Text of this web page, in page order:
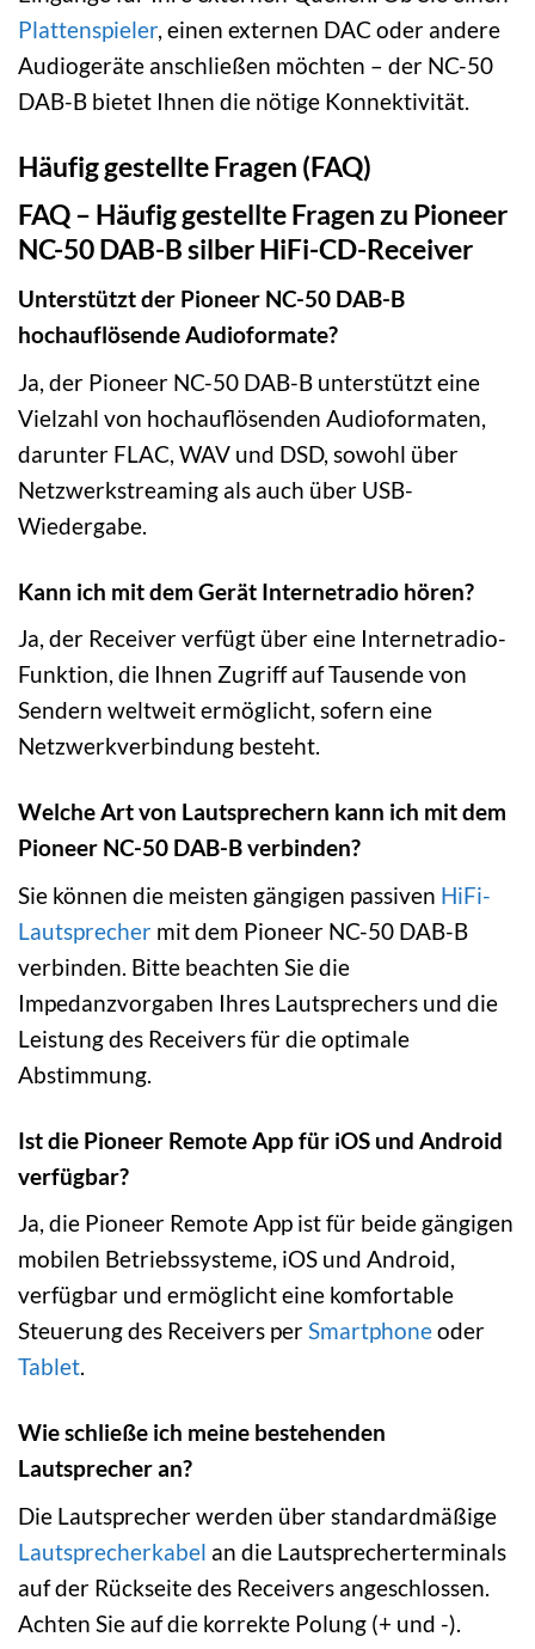
Plattenspieler, einen externen DAC oder andere
Audiogeräte anschließen möchten – der NC-50
DAB-B bietet Ihnen die nötige Konnektivität.
Häufig gestellte Fragen (FAQ)
FAQ – Häufig gestellte Fragen zu Pioneer
NC-50 DAB-B silber HiFi-CD-Receiver
Unterstützt der Pioneer NC-50 DAB-B
hochauflösende Audioformate?
Ja, der Pioneer NC-50 DAB-B unterstützt eine
Vielzahl von hochauflösenden Audioformaten,
darunter FLAC, WAV und DSD, sowohl über
Netzwerkstreaming als auch über USB-
Wiedergabe.
Kann ich mit dem Gerät Internetradio hören?
Ja, der Receiver verfügt über eine Internetradio-
Funktion, die Ihnen Zugriff auf Tausende von
Sendern weltweit ermöglicht, sofern eine
Netzwerkverbindung besteht.
Welche Art von Lautsprechern kann ich mit dem
Pioneer NC-50 DAB-B verbinden?
Sie können die meisten gängigen passiven HiFi-
Lautsprecher mit dem Pioneer NC-50 DAB-B
verbinden. Bitte beachten Sie die
Impedanzvorgaben Ihres Lautsprechers und die
Leistung des Receivers für die optimale
Abstimmung.
Ist die Pioneer Remote App für iOS und Android
verfügbar?
Ja, die Pioneer Remote App ist für beide gängigen
mobilen Betriebssysteme, iOS und Android,
verfügbar und ermöglicht eine komfortable
Steuerung des Receivers perSmartphoneoder
Tablet.
Wie schließe ich meine bestehenden
Lautsprecher an?
Die Lautsprecher werden über standardmäßige
Lautsprecherkabel an die Lautsprecherterminals
auf der Rückseite des Receivers angeschlossen.
Achten Sie auf die korrekte Polung (+ und -).